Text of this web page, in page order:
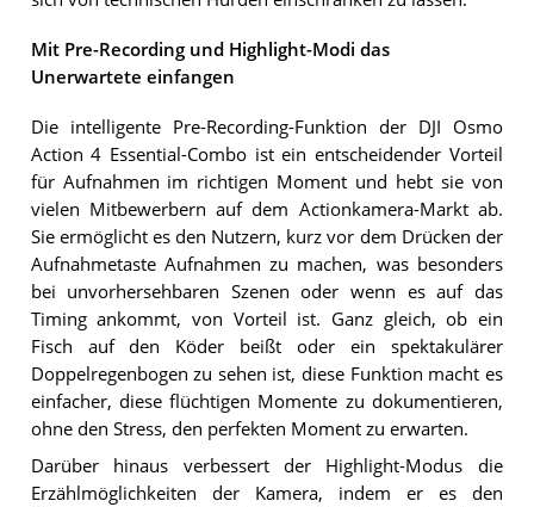
Mit Pre-Recording und Highlight-Modi das
Unerwartete einfangen
Die intelligente Pre-Recording-Funktion der DJI Osmo
Action 4 Essential-Combo ist ein entscheidender Vorteil
für Aufnahmen im richtigen Moment und hebt sie von
vielen Mitbewerbern auf dem Actionkamera-Markt ab.
Sie ermöglicht es den Nutzern, kurz vor dem Drücken der
Aufnahmetaste Aufnahmen zu machen, was besonders
bei unvorhersehbaren Szenen oder wenn es auf das
Timing ankommt, von Vorteil ist. Ganz gleich, ob ein
Fisch auf den Köder beißt oder ein spektakulärer
Doppelregenbogen zu sehen ist, diese Funktion macht es
einfacher, diese flüchtigen Momente zu dokumentieren,
ohne den Stress, den perfekten Moment zu erwarten.
Darüber hinaus verbessert der Highlight-Modus die
Erzählmöglichkeiten der Kamera, indem er es den